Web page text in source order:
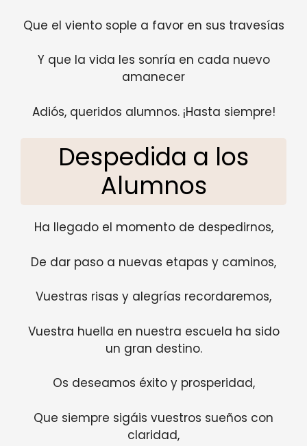
Que el viento sople a favor en sus travesías
Y que la vida les sonría en cada nuevo
amanecer
Adiós, queridos alumnos. ¡Hasta siempre!
Despedida a los
Alumnos
Ha llegado el momento de despedirnos,
De dar paso a nuevas etapas y caminos,
Vuestras risas y alegrías recordaremos,
Vuestra huella en nuestra escuela ha sido
un gran destino.
Os deseamos éxito y prosperidad,
Que siempre sigáis vuestros sueños con
claridad,